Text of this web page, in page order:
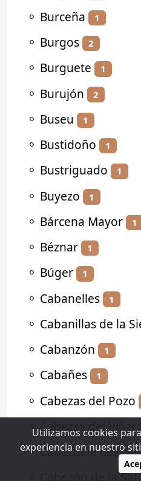
⚬ Burceña 1
⚬ Burgos 2
⚬ Burguete 1
⚬ Burujón 2
⚬ Buseu 1
⚬ Bustidoño 1
⚬ Bustriguado 1
⚬ Buyezo 1
⚬ Bárcena Mayor 1
⚬ Béznar 1
⚬ Búger 1
⚬ Cabanelles 1
⚬ Cabanillas de la
⚬ Cabanzón 1
⚬ Cabañes 1
⚬ Cabezas del Pozo
⚬Cabezas del Villar
⚬Cabezuela del
Cabezón de la Sal
Utilizamos cookies
experiencia en nuestro